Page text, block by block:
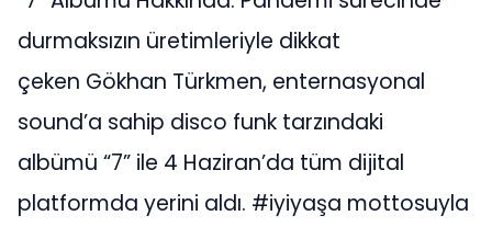
durmaksızın üretimleriyle dikkat
çeken Gökhan Türkmen, enternasyonal
sound’a sahip disco funk tarzındaki
albümü “7” ile 4 Haziran’da tüm dijital
platformda yerini aldı. #iyiyaşa mottosuyla